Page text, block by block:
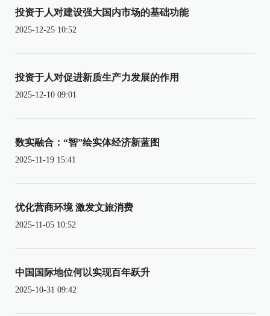
投资于人对建设强大国内市场的基础功能
2025-12-25 10:52
投资于人对促进新质生产力发展的作用
2025-12-10 09:01
数实融合：“智”绘实体经济新蓝图
2025-11-19 15:41
优化营商环境 激发文旅消费
2025-11-05 10:52
中国国际地位何以实现百年跃升
2025-10-31 09:42